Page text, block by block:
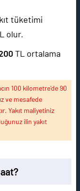
tüketimi
olur.
TL ortalama
100 kilometre'de 90
ve mesafede
Yakıt maliyetiniz
ilin yakıt